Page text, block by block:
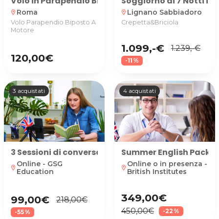
location_on Roma
Volo Parapendio Biposto A
Motore
120,00€
location_on Lignano Sabbiadoro
Crepetta&Briciola
1.099,-€ 1.239,-€
-11%
3 acquistati
3 Sessioni di conversazione in inglese online
location_on Online - GSG
Education
99,00€ 218,00€
-55%
4 acquistati
Summer English Pack:
location_on Online o in presenza -
British Institutes
349,00€
450,00€ -22%